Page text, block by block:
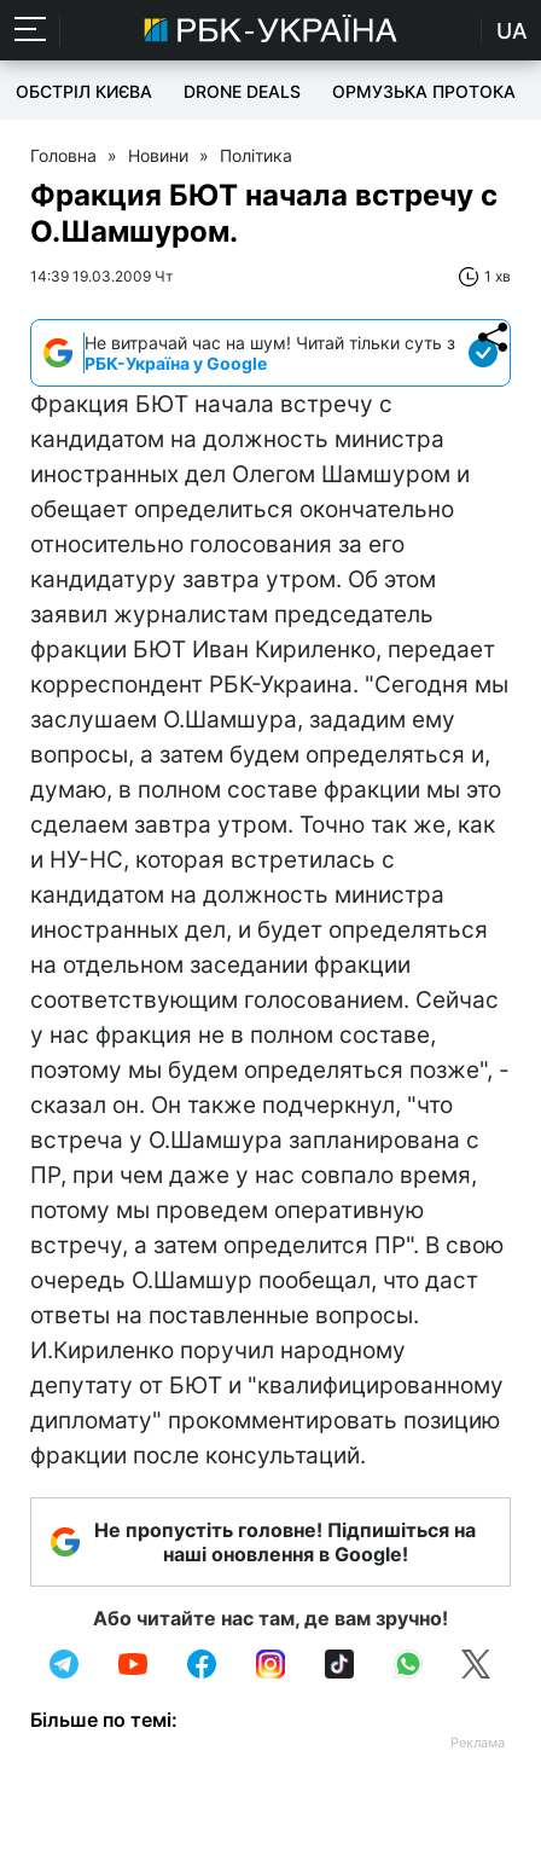
UA
ОБСТРІЛ КИЄВА DRONE DEALS ОРМУЗЬКА ПРОТОКА
Головна » Новини » Політика
Фракция БЮТ начала встречу с
О.Шамшуром.
14:39 19.03.2009 Чт 1 хв
Не витрачай час на шум! Читай тільки суть з
РБК-Україна у Google
Фракция БЮТ начала встречу с
кандидатом на должность министра
иностранных дел Олегом Шамшуром и
обещает определиться окончательно
относительно голосования за его
кандидатуру завтра утром. Об этом
заявил журналистам председатель
фракции БЮТ Иван Кириленко, передает
корреспондент РБК-Украина. "Сегодня мы
заслушаем О.Шамшура, зададим ему
вопросы, а затем будем определяться и,
думаю, в полном составе фракции мы это
сделаем завтра утром. Точно так же, как
и НУ-НС, которая встретилась с
кандидатом на должность министра
иностранных дел, и будет определяться
на отдельном заседании фракции
соответствующим голосованием. Сейчас
у нас фракция не в полном составе,
поэтому мы будем определяться позже", -
сказал он. Он также подчеркнул, "что
встреча у О.Шамшура запланирована с
ПР, при чем даже у нас совпало время,
потому мы проведем оперативную
встречу, а затем определится ПР". В свою
очередь О.Шамшур пообещал, что даст
ответы на поставленные вопросы.
И.Кириленко поручил народному
депутату от БЮТ и "квалифицированному
дипломату" прокомментировать позицию
фракции после консультаций.
Не пропустіть головне! Підпишіться на
наші оновлення в Google!
Або читайте нас там, де вам зручно!
Більше по темі: